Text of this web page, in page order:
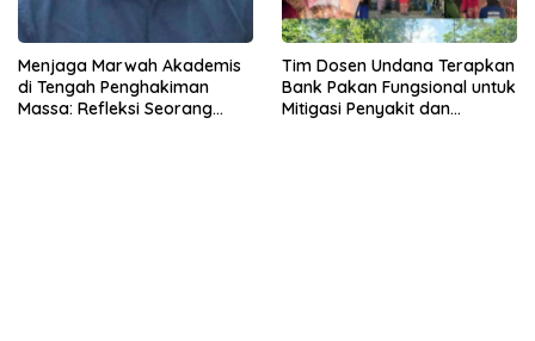
Menjaga Marwah Akademis
di Tengah Penghakiman
Massa: Refleksi Seorang
Tim Dosen Undana Terapkan
Bank Pakan Fungsional untuk
Mitigasi Penyakit dan